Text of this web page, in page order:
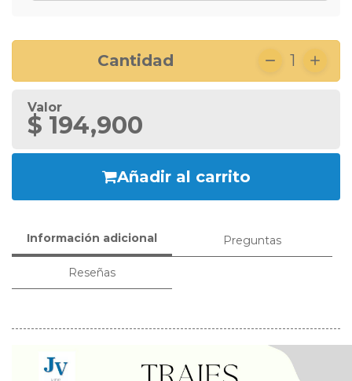
Cantidad 1
Valor
$ 194,900
Añadir al carrito
Información adicional Preguntas
Reseñas